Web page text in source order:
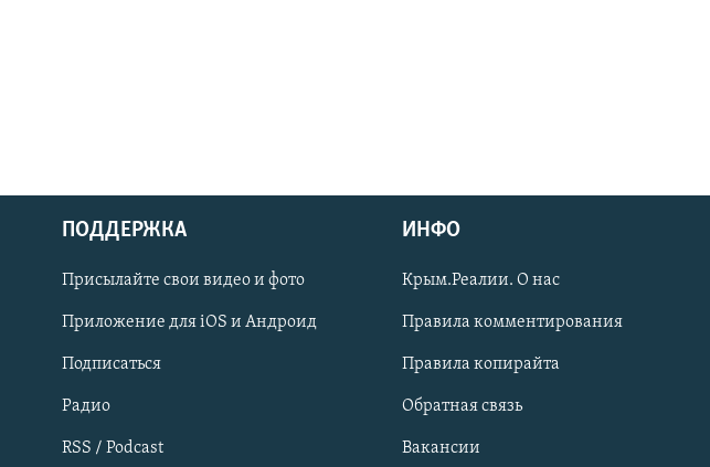
Українською
Qırımtatar
ПРИСОЕДИНЯЙТЕСЬ!
ПОДДЕРЖКА
Присылайте свои видео и фото
Приложение для iOS и Андроид
Подписаться
Радио
RSS / Podcast
ИНФО
Крым.Реалии. О нас
Правила комментирования
Правила копирайта
Обратная связь
Вакансии